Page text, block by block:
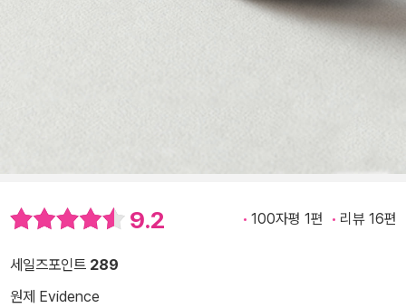
9.2 100자평 1편 리뷰 16편
세일즈포인트 289
원제 Evidence